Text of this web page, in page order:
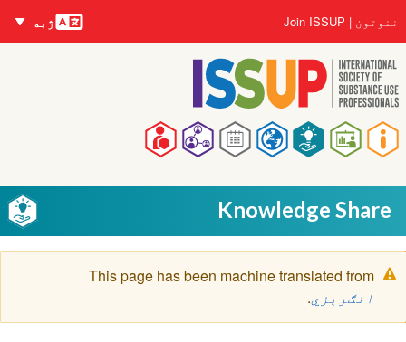
منځپانګه
دانګل
Main
navigation
User
account
menu
ننوتون Join ISSUP ژبه
Knowledge Share
خبرتيا
پیغام
This page has been machine translated from
انګرېزي.